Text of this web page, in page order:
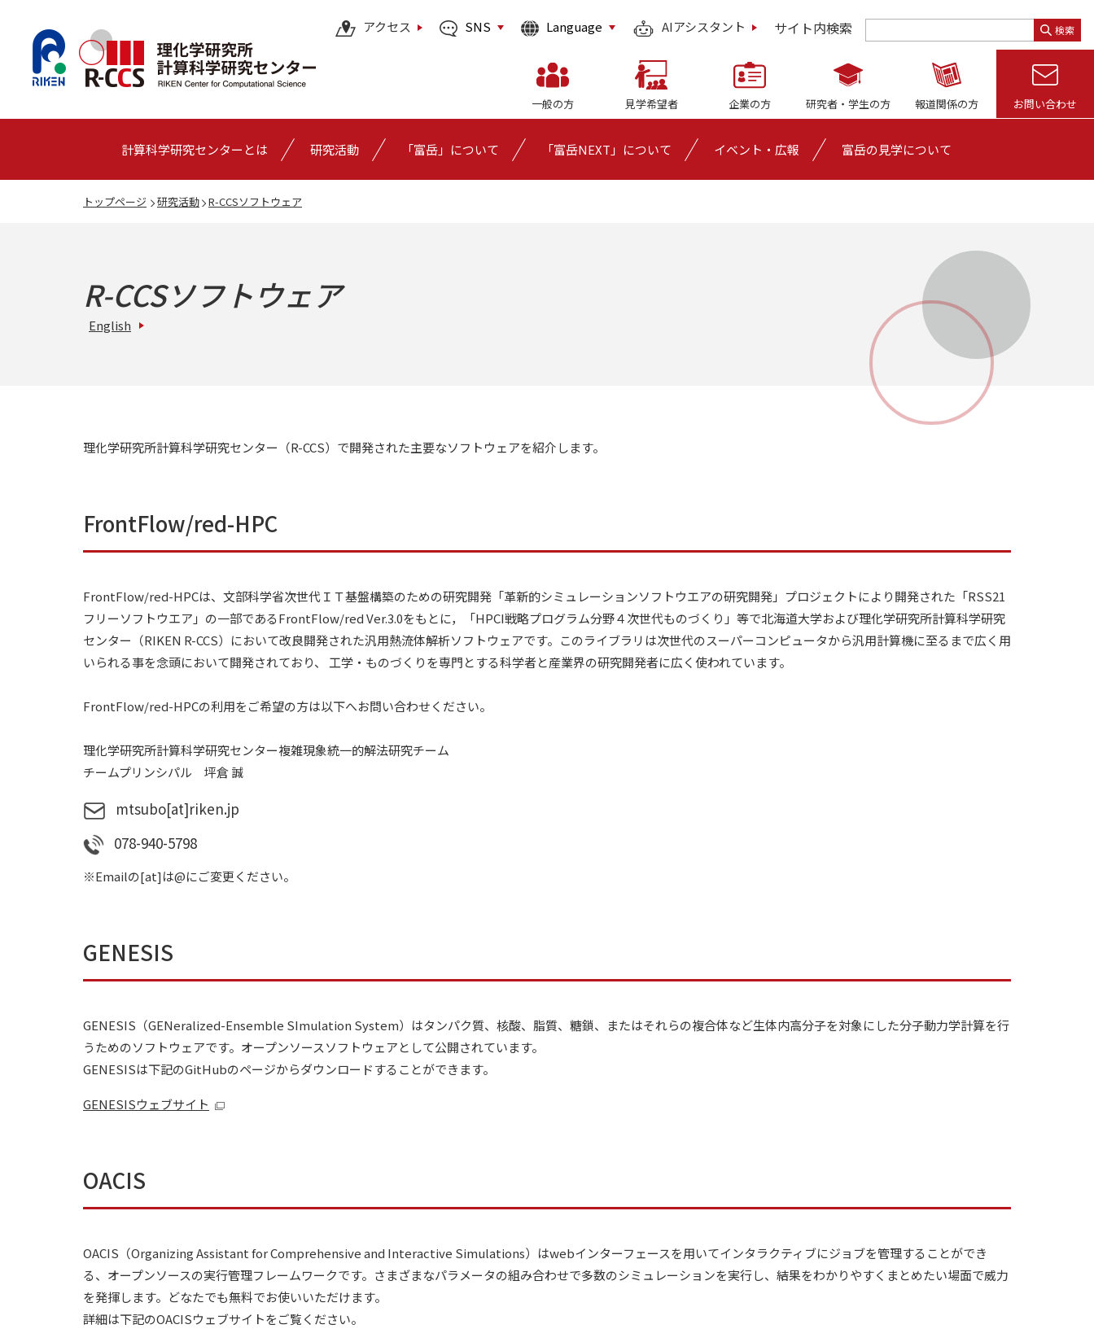
一般の方 見学希望者 企業の方 研究者・ 学生の方 報道関係の方 お問い合わせ
計算科学研究センターとは 研究活動 「富岳」について 「富岳NEXT」について イベント・広報 富岳の見学について
アクセス SNS Language AIアシスタント サイト内検索 検索
トップページ 研究活動 R-CCSソフトウェア
R-CCSソフトウェア
English
理化学研究所計算科学研究センター（R-CCS）で開発された主要なソフトウェアを紹介します。
FrontFlow/red-HPC
FrontFlow/red-HPCは、文部科学省次世代ＩＴ基盤構築のための研究開発「革新的シミュレーションソフトウエアの研究開発」プロジェクトにより開発された「RSS21
フリーソフトウエア」の一部であるFrontFlow/red Ver.3.0をもとに，「HPCI戦略プログラム分野４次世代ものづくり」等で北海道大学および理化学研究所計算科学研究
センター（RIKEN R-CCS）において改良開発された汎用熱流体解析ソフトウェアです。このライブラリは次世代のスーパーコンピュータから汎用計算機に至るまで広く用
いられる事を念頭において開発されており、 工学・ものづくりを専門とする科学者と産業界の研究開発者に広く使われています。
FrontFlow/red-HPCの利用をご希望の方は以下へお問い合わせください。
理化学研究所計算科学研究センター複雑現象統一的解法研究チーム
チームプリンシパル 坪倉 誠
mtsubo[at]riken.jp
078-940-5798
※Emailの[at]は@にご変更ください。
GENESIS
GENESIS（GENeralized-Ensemble SImulation System）はタンパク質、核酸、脂質、糖鎖、またはそれらの複合体など生体内高分子を対象にした分子動力学計算を行
うためのソフトウェアです。オープンソースソフトウェアとして公開されています。
GENESISは下記のGitHubのページからダウンロードすることができます。
GENESISウェブサイト
OACIS
OACIS（Organizing Assistant for Comprehensive and Interactive Simulations）はwebインターフェースを用いてインタラクティブにジョブを管理することができ
る、オープンソースの実行管理フレームワークです。さまざまなパラメータの組み合わせで多数のシミュレーションを実行し、結果をわかりやすくまとめたい場面で威力
を発揮します。どなたでも無料でお使いいただけます。
詳細は下記のOACISウェブサイトをご覧ください。